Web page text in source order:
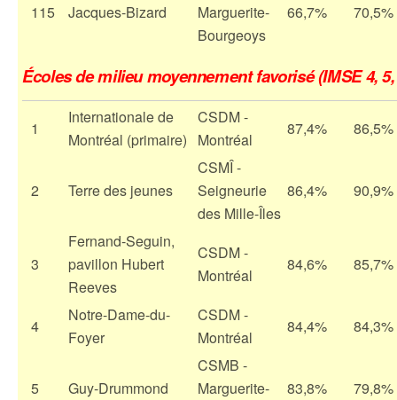
115 Jacques-Bizard
Marguerite-
Bourgeoys
66,7% 70,5%
Écoles de milieu moyennement favorisé (IMSE 4,
1
Internationale de
Montréal (primaire)
CSDM -
Montréal
87,4% 86,5%
2 Terre des jeunes
CSMÎ -
Seigneurie
des Mille-Îles
86,4% 90,9%
3
Fernand-Seguin,
pavillon Hubert
Reeves
CSDM -
Montréal
84,6% 85,7%
4
Notre-Dame-du-
Foyer
CSDM -
Montréal
84,4% 84,3%
5 Guy-Drummond
CSMB -
Marguerite-
83,8% 79,8%